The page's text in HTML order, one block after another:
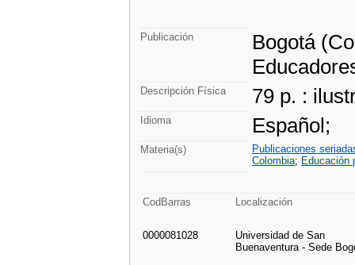
Publicación
Bogotá
Descripción Física 79 p. :
Idioma Español;
Materia(s)
Publicaciones
Colombia; Educación
CodBarras Localización
0000081028
Universidad de San
Buenaventura - Sede